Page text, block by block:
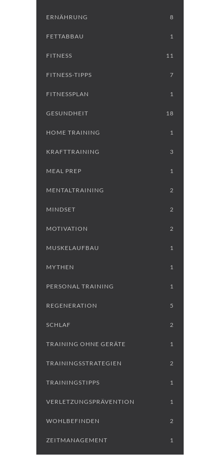
ERNÄHRUNG 8
FETTABBAU 1
FITNESS 11
FITNESS-TIPPS 7
FITNESSPLAN 1
GESUNDHEIT 18
HOME TRAINING 1
KRAFTTRAINING 3
MEAL PREP 1
MENTALTRAINING 2
MINDSET 2
MOTIVATION 2
MUSKELAUFBAU 1
MYTHEN 1
PERSONAL TRAINING 1
REGENERATION 5
SCHLAF 2
TRAINING OHNE GERÄTE 1
TRAININGSSTRATEGIEN 2
TRAININGSTIPPS 1
VERLETZUNGSPRÄVENTION 1
WOHLBEFINDEN 2
ZEITMANAGEMENT 1